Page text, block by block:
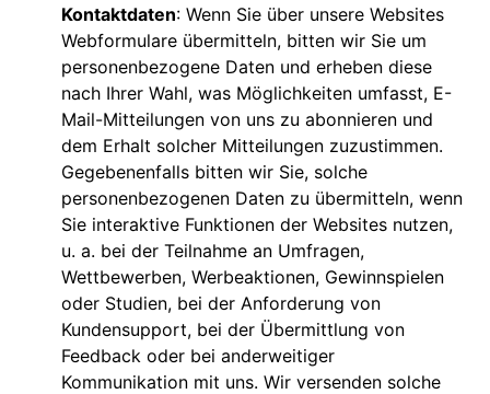
Kontaktdaten: Wenn Sie über unsere Websites
Webformulare übermitteln, bitten wir Sie um
personenbezogene Daten und erheben diese
nach Ihrer Wahl, was Möglichkeiten umfasst, E-
Mail-Mitteilungen von uns zu abonnieren und
dem Erhalt solcher Mitteilungen zuzustimmen.
Gegebenenfalls bitten wir Sie, solche
personenbezogenen Daten zu übermitteln, wenn
Sie interaktive Funktionen der Websites nutzen,
u. a. bei der Teilnahme an Umfragen,
Wettbewerben, Werbeaktionen, Gewinnspielen
oder Studien, bei der Anforderung von
Kundensupport, bei der Übermittlung von
Feedback oder bei anderweitiger
Kommunikation mit uns. Wir versenden solche